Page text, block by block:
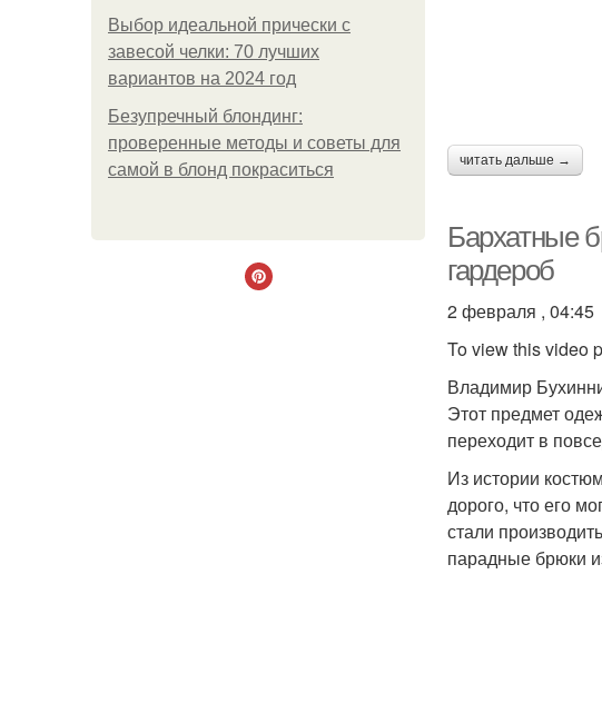
Выбор идеальной прически с
завесой челки: 70 лучших
вариантов на 2024 год
Безупречный блондинг:
проверенные методы и советы для
самой в блонд покраситься
читать дальше →
Бархатные
гардероб
2 февраля , 04:45
To view this video
Владимир
Этот предмет
переходит в
Из истории
дорого, что его
стали
парадные брюки